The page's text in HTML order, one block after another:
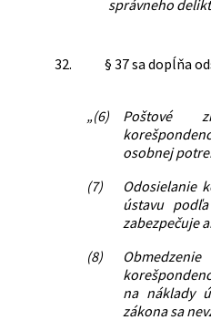
správneho
32. § 37 sa dopĺňa
„(6)
Poštové
osobnej
(7)
Odosielanie
ústavu
zabezpečuje
(8)
na náklady
zákona sa